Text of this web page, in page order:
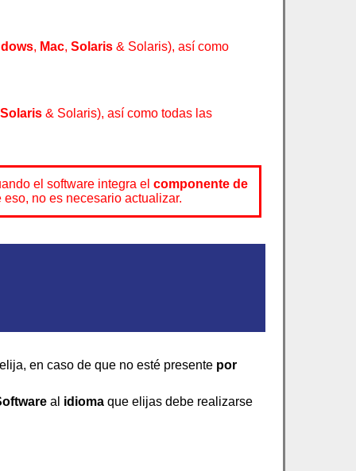
, Mac, Solaris & Solaris), así como
Solaris & Solaris), así como todas las
el software integra el componente de
no es necesario actualizar.
en caso de que no esté presente por
al idioma que elijas debe realizarse